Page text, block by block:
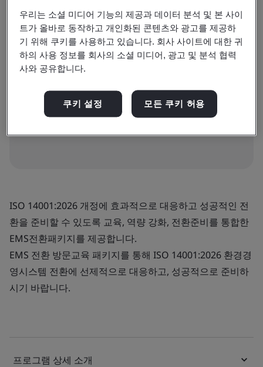
예약 가능:
문의하기 >
ISO 14001:2026 개정에 효과적으로 대응하고 성공적인 전
환을 준비할 수 있도록 교육, 역량 강화, 전환준비를 통합한
EMS전환패키지를 제공합니다.
EMS 전환 방문교육 패키지를 통해 ISO 14001:2026 환경경
영시스템 전환에 선제적으로 대응하고, 성공적으로 준비하
시기 바랍니다.
프로그램 상세 소개
우리는 소셜 미디어 기능의 제공과 데이터 분석 및 본 사이
트가 올바로 동작하고 개인화된 콘텐츠와 광고를 제공하
기 위해 쿠키를 사용하고 있습니다. 회사 사이트에 대한 귀
하의 사용 정보를 회사의 소셜 미디어, 광고 및 분석 협력
사와 공유합니다.
쿠키 설정 모든 쿠키 허용